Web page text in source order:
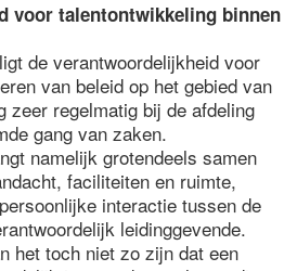
voor talentontwikkeling binnen
de verantwoordelijkheid voor
van beleid op het gebied van
zeer regelmatig bij de afdeling
gang van zaken.
namelijk grotendeels samen
faciliteiten en ruimte,
interactie tussen de
leidinggevende.
het toch niet zo zijn dat een